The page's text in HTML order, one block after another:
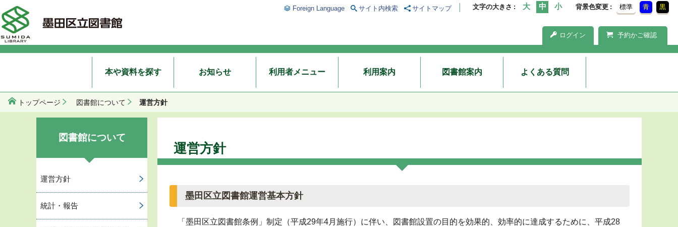
文字の大きさ 背景色変更 標準 青 黒
ログイン 予約かご確認
Foreign Language サイト内検索 サイトマップ
本や資料を探す お知らせ 利用者メニュー 利用案内 図書館案内 よくある質問
トップページ 図書館について 運営方針
運営方針
墨田区立図書館運営基本方針
「墨田区立図書館条例」制定（平成29年4月施行）に伴い、図書館設置の目的を効果的、効率的に達成するために、平成28
図書館について
運営方針
統計・報告